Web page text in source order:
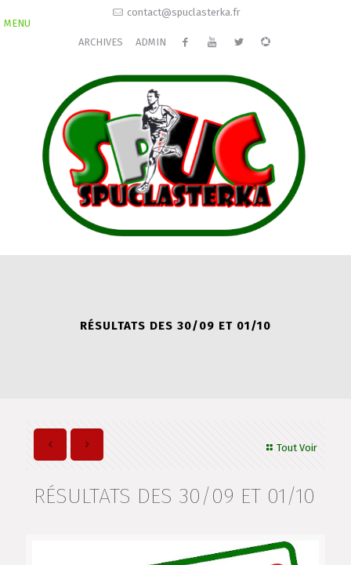
contact@spuclasterka.fr
ARCHIVES ADMIN
MENU
RÉSULTATS DES 30/09 ET 01/10
Tout Voir
RÉSULTATS DES 30/09 ET 01/10